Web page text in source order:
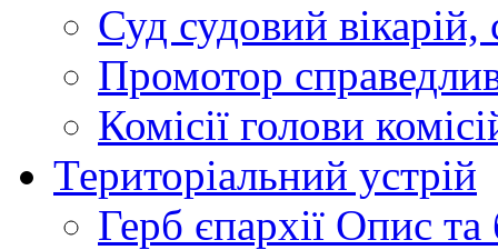
Суд судовий вікарій,
Промотор
Комісії голови
Територіальний устрій
Герб єпархії Опис та